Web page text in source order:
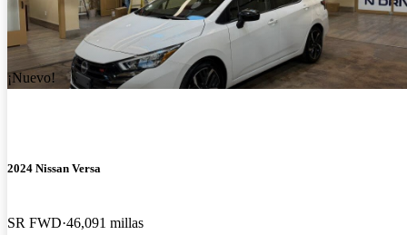
¡Nuevo!
2024 Nissan Versa
SR FWD 46,091 millas